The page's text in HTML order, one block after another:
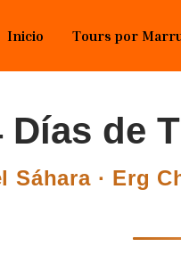
Inicio Tours por
Días de
Sáhara · Erg